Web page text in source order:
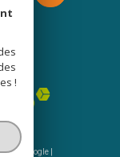
by Google |
!